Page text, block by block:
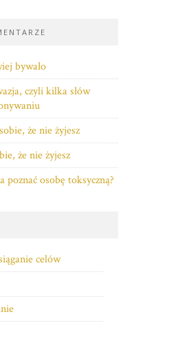
bywało
czyli kilka słów
że nie żyjesz
że nie żyjesz
poznać osobę toksyczną?
celów